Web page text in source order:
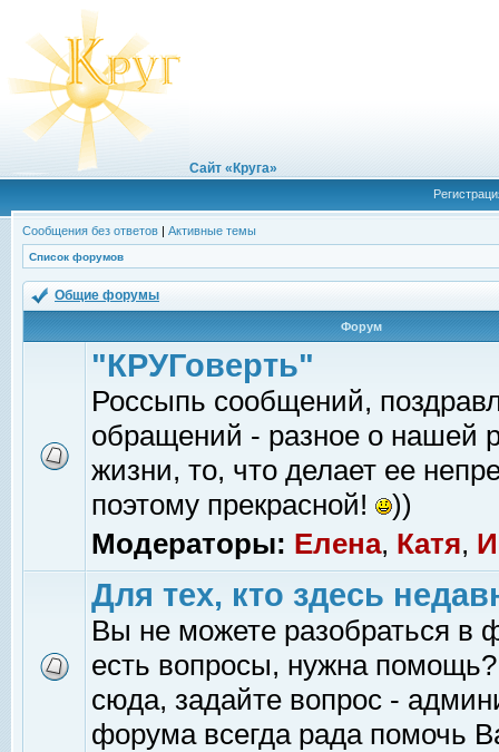
Сайт «Круга»
Сообщения без ответов | Активные темы
Список форумов
Общие форумы
Форум
"КРУГоверть"
Россыпь сообщений,
обращений - разное о нашей
жизни, то, что делает ее
поэтому прекрасной!
))
Модераторы: Елена, Катя,
Для тех, кто здесь
Вы не можете разобраться в
есть вопросы, нужна помощь?
сюда, задайте вопрос -
форума всегда рада помочь